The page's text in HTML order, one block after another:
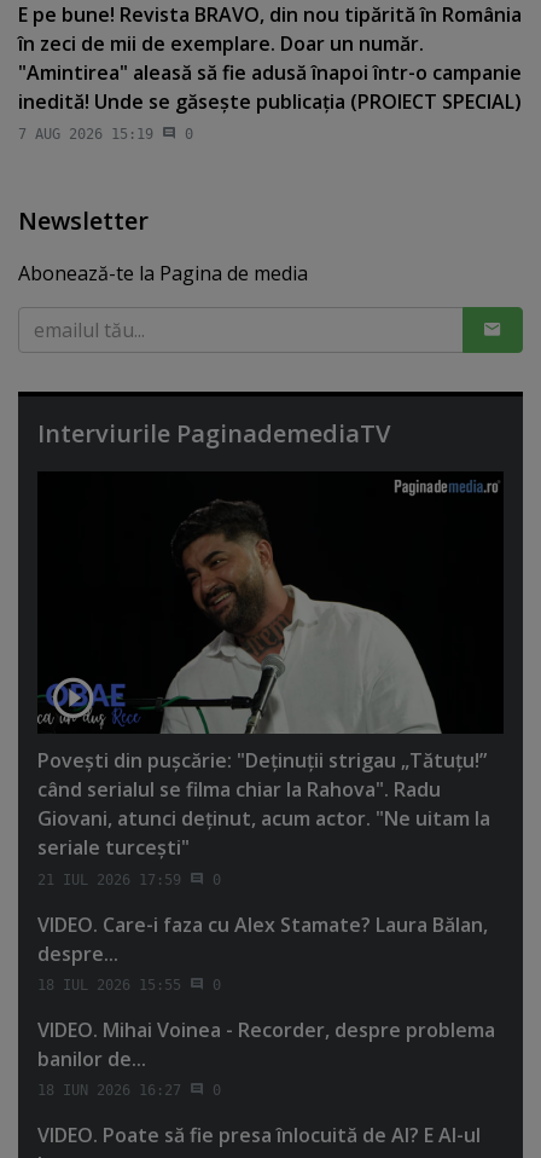
E pe bune! Revista BRAVO, din nou tipărită în România
în zeci de mii de exemplare. Doar un număr.
"Amintirea" aleasă să fie adusă înapoi într-o campanie
inedită! Unde se găseşte publicaţia (PROIECT SPECIAL)
7 AUG 2026 15:19 0
Newsletter
Abonează-te la Pagina de media
Interviurile PaginademediaTV
Poveşti din puşcărie: "Deţinuţii strigau „Tătuţu!”
când serialul se filma chiar la Rahova". Radu
Giovani, atunci deţinut, acum actor. "Ne uitam la
seriale turceşti"
21 IUL 2026 17:59 0
VIDEO. Care-i faza cu Alex Stamate? Laura Bălan,
despre...
18 IUL 2026 15:55 0
VIDEO. Mihai Voinea - Recorder, despre problema
banilor de...
18 IUN 2026 16:27 0
VIDEO. Poate să fie presa înlocuită de AI? E AI-ul